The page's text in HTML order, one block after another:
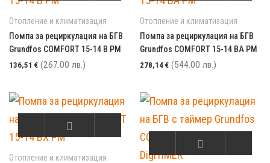
Отопление и климатизация
Помпа за рециркулация на БГВ
Grundfos COMFORT 15-14 B PM
136,51 € (267.00 лв.)
Отопление и климатизация
Помпа за рециркулация на БГВ
Grundfos COMFORT 15-14 BA PM
278,14€ (544.00 лв.)
Отопление и климатизация